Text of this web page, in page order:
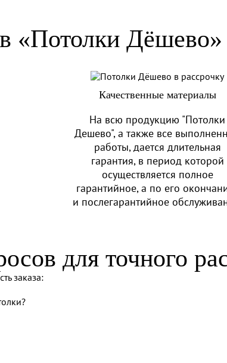
«Потолки Дёшево»
Качественные материалы
На всю продукцию "Потолки
Дешево", а также все
работы, дается длительная
гарантия, в период которой
осуществляется полное
гарантийное, а по его
и послегарантийное
для точного
заказа: